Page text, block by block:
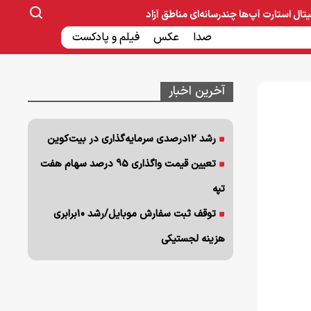
صنایع غذایی و دارویی ساخت و ساز بانک و بیمه
استارت آپ‌هاچندرسانه‌ای
صدا عکس فیلم و پادکست
مناطق آزاد
آخرین اخبار
رشد ۱۲درصدی سرمایه‌گذاری در بیت‌کوین
تعیین قیمت واگذاری 95 درصد سهام هفت
تپه
توقف ثبت سفارش موبایل/رشد ۱۰برابری
هزینه‌ لجستیکی